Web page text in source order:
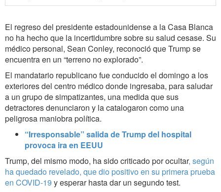
El regreso del presidente estadounidense a la Casa Blanca
no ha hecho que la incertidumbre sobre su salud cesase. Su
médico personal, Sean Conley, reconoció que Trump se
encuentra en un “terreno no explorado”.
El mandatario republicano fue conducido el domingo a los
exteriores del centro médico donde ingresaba, para saludar
a un grupo de simpatizantes, una medida que sus
detractores denunciaron y la catalogaron como una
peligrosa maniobra política.
“Irresponsable” salida de Trump del hospital
provoca ira en EEUU
Trump, del mismo modo, ha sido criticado por ocultar, según
ha quedado revelado, que dio positivo en su primera prueba
en COVID-19 y esperar hasta dar un segundo test.